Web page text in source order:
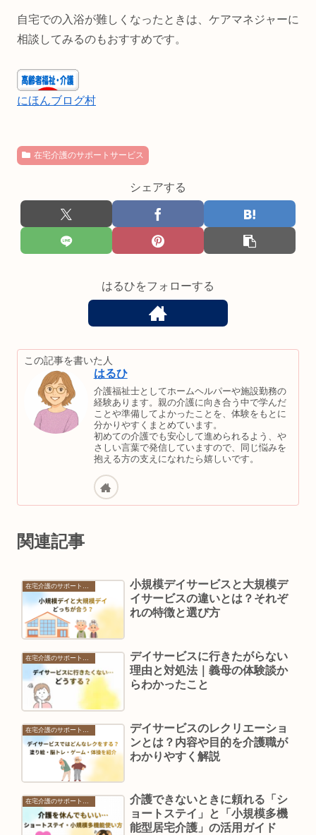
自宅での入浴が難しくなったときは、ケアマネジャーに
相談してみるのもおすすめです。
にほんブログ村
在宅介護のサポートサービス
シェアする
はるひをフォローする
この記事を書いた人
はるひ
介護福祉士としてホームヘルパーや施設勤務の
経験あります。親の介護に向き合う中で学んだ
ことや準備してよかったことを、体験をもとに
分かりやすくまとめています。
初めての介護でも安心して進められるよう、や
さしい言葉で発信していますので、同じ悩みを
抱える方の支えになれたら嬉しいです。
関連記事
在宅介護のサポートサービス
小規模デイサービスと大規模デ
イサービスの違いとは？それぞ
れの特徴と選び方
デイサービスに行きたがらない
理由と対処法｜義母の体験談か
らわかったこと
デイサービスのレクリエーショ
ンとは？内容や目的を介護職が
わかりやすく解説
在宅介護のサポートサービス
介護できないときに頼れる「シ
ョートステイ」と「小規模多機
能型居宅介護」の活用ガイド